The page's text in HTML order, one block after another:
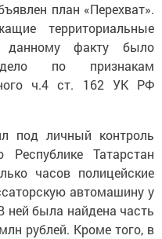
план «Перехват».
территориальные
факту было
по признакам
ч.4 ст. 162 УК РФ
под личный контроль
Татарстан
часов полицейские
автомашину у
ней была найдена часть
рублей. Кроме того, в